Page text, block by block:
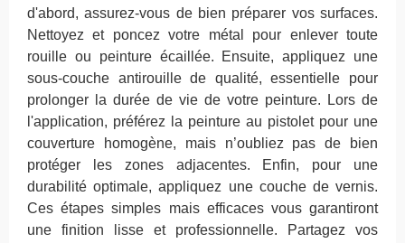
d'abord, assurez-vous de bien préparer vos surfaces.
Nettoyez et poncez votre métal pour enlever toute
rouille ou peinture écaillée. Ensuite, appliquez une
sous-couche antirouille de qualité, essentielle pour
prolonger la durée de vie de votre peinture. Lors de
l'application, préférez la peinture au pistolet pour une
couverture homogène, mais n’oubliez pas de bien
protéger les zones adjacentes. Enfin, pour une
durabilité optimale, appliquez une couche de vernis.
Ces étapes simples mais efficaces vous garantiront
une finition lisse et professionnelle. Partagez vos